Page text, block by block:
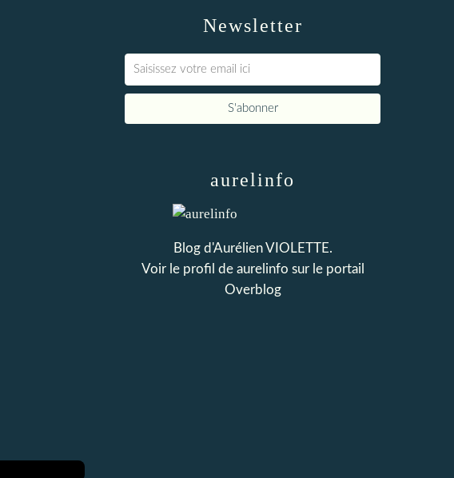
Newsletter
aurelinfo
Blog d'Aurélien VIOLETTE.
Voir le profil de aurelinfo sur le portail
Overblog